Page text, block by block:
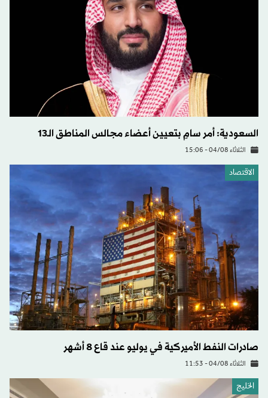
السعودية: أمر سامٍ بتعيين أعضاء مجالس المناطق الـ13
الثلاثاء 04/08 - 15:06
الاقتصاد
صادرات النفط الأميركية في يوليو عند قاع 8 أشهر
الثلاثاء 04/08 - 11:53
الخليج